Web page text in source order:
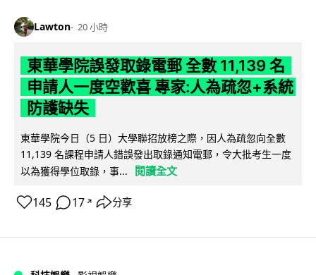
Lawton 20 小時
東華學院誤發取錄電郵 全數 11,139 名
申請人一度空歡喜 專家:人為疏忽+系統
防護缺失
東華學院今日（5 日）大學聯招放榜之際，因人為疏忽向全數
11,139 名課程申請人錯誤發出取錄通知電郵，令大批考生一度
以為獲得學位取錄，事...
閱讀全文
145 17 ↗ 分享